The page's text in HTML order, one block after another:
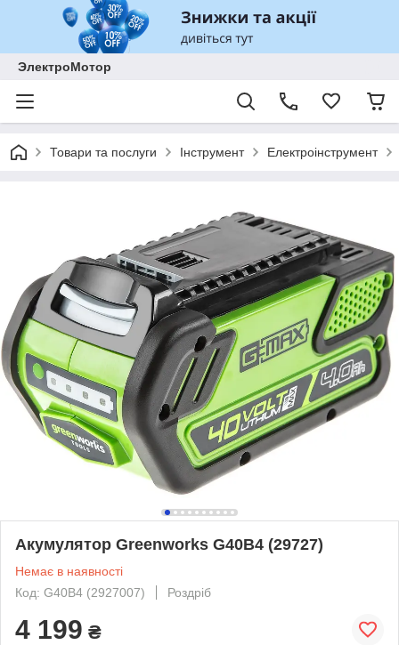
ЭлектроМотор
Товари та послуги Інструмент Електроінструмент
Акумулятор Greenworks G40B4 (29727)
Немає в наявності
Код: G40B4 (2927007)
Роздріб
4 199 ₴